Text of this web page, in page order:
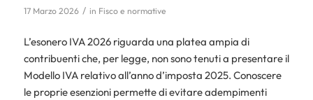
17 Marzo 2026 / in Fisco e normative
L’esonero IVA 2026 riguarda una platea ampia di
contribuenti che, per legge, non sono tenuti a presentare il
Modello IVA relativo all’anno d’imposta 2025. Conoscere
le proprie esenzioni permette di evitare adempimenti